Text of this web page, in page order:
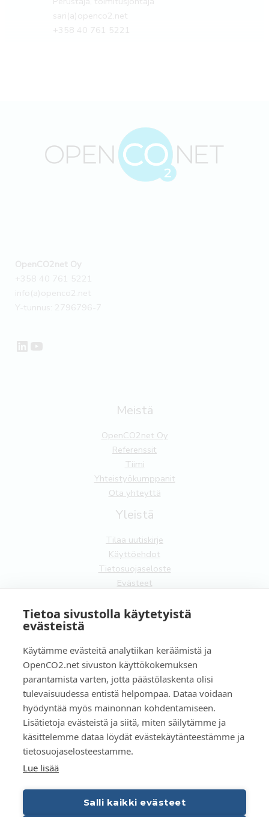
Tietoa sivustolla käytetyistä
evästeistä
Käytämme evästeitä analytiikan keräämistä ja
OpenCO2.net sivuston käyttökokemuksen
parantamista varten, jotta päästölaskenta olisi
tulevaisuudessa entistä helpompaa. Dataa voidaan
hyödyntää myös mainonnan kohdentamiseen.
Lisätietoja evästeistä ja siitä, miten säilytämme ja
käsittelemme dataa löydät evästekäytänteestämme ja
tietosuojaselosteestamme.
Lue lisää
Salli kaikki evästeet
sari(a)openco2.net
+358 40 761 5221
OpenCO2net Oy
+358 40 761 5221
info(a)openco2.net
Y-tunnus: 2796796-7
LinkedIn
YouTube
Meistä
OpenCO2net Oy
Referenssit
Tiimi
Yhteistyökumppanit
Ota yhteyttä
Yleistä
Tilaa uutiskirje
Käyttöehdot
Tietosuojaseloste
Evästeet
FI
Copyright OpenCO2net Oy 2026